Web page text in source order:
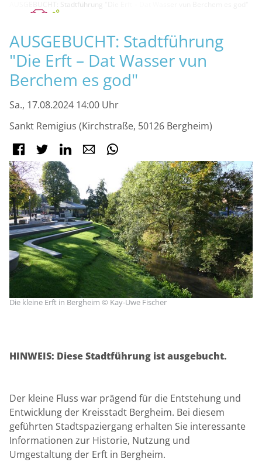
AUSGEBUCHT: Stadtführung "Die Erft – Dat Wasser vun Berchem es god"
AUSGEBUCHT: Stadtführung
"Die Erft – Dat Wasser vun
Berchem es god"
Sa., 17.08.2024 14:00 Uhr
Sankt Remigius (Kirchstraße, 50126 Bergheim)
Facebook
Twitter LinkedInE-mail
Die kleine Erft in Bergheim © Kay-Uwe Fischer
HINWEIS: Diese Stadtführung ist ausgebucht.
Der kleine Fluss war prägend für die Entstehung und
Entwicklung der Kreisstadt Bergheim. Bei diesem
geführten Stadtspaziergang erhalten Sie interessante
Informationen zur Historie, Nutzung und
Umgestaltung der Erft in Bergheim.